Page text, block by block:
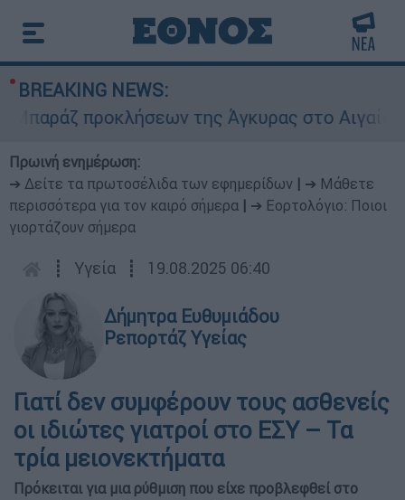
BREAKING NEWS:
προκλήσεων της Άγκυρας στο Αιγαίο:
Πρωινή ενημέρωση:
➔ Δείτε τα πρωτοσέλιδα των εφημερίδων
➔ Μάθετε
περισσότερα για τον καιρό σήμερα
➔ Εορτολόγιο: Ποιοι
γιορτάζουν σήμερα
┋ Υγεία ┋ 19.08.2025 06:40
Δήμητρα Ευθυμιάδου
Ρεπορτάζ Υγείας
Γιατί δεν συμφέρουν τους ασθενείς
οι ιδιώτες γιατροί στο ΕΣΥ – Τα
τρία μειονεκτήματα
Πρόκειται για μια ρύθμιση που είχε προβλεφθεί στο